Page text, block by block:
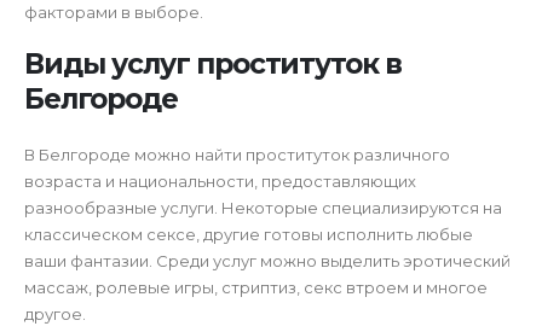
факторами в выборе.
Виды услуг проституток в
Белгороде
В Белгороде можно найти проституток различного
возраста и национальности, предоставляющих
разнообразные услуги. Некоторые специализируются на
классическом сексе, другие готовы исполнить любые
ваши фантазии. Среди услуг можно выделить эротический
массаж, ролевые игры, стриптиз, секс втроем и многое
другое.